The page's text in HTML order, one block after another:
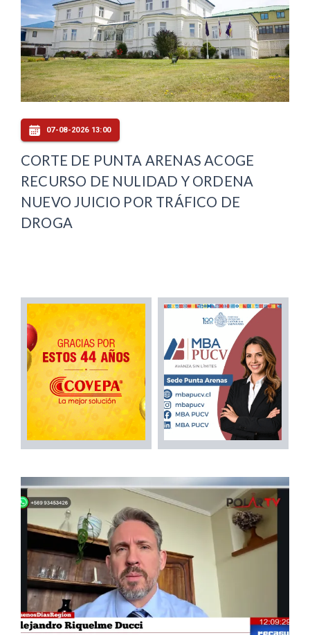
07-08-2026 13:00
CORTE DE PUNTA ARENAS ACOGE
RECURSO DE NULIDAD Y ORDENA
NUEVO JUICIO POR TRÁFICO DE
DROGA